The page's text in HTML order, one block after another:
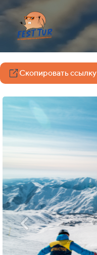
Скопировать ссылку